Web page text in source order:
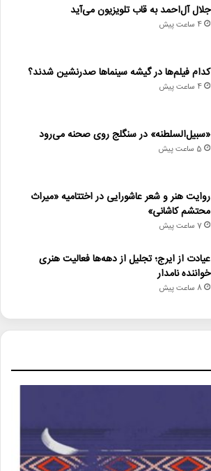
جلال آل‌احمد به قاب تلویزیون می‌آید
4 ساعت پیش
کدام فیلم‌ها در گیشه سینماها صدرنشین شدند؟
4 ساعت پیش
«سبیل‌السلطنه» در سنگلج روی صحنه می‌رود
5 ساعت پیش
روایت هنر و شعر عاشورایی در اختتامیه «میراث
محتشم کاشانی»
7 ساعت پیش
عیادت از ایرج؛ تجلیل از دهه‌ها فعالیت هنری
خواننده نامدار
8 ساعت پیش